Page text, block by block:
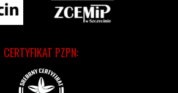
CERTYFIKAT PZPN: